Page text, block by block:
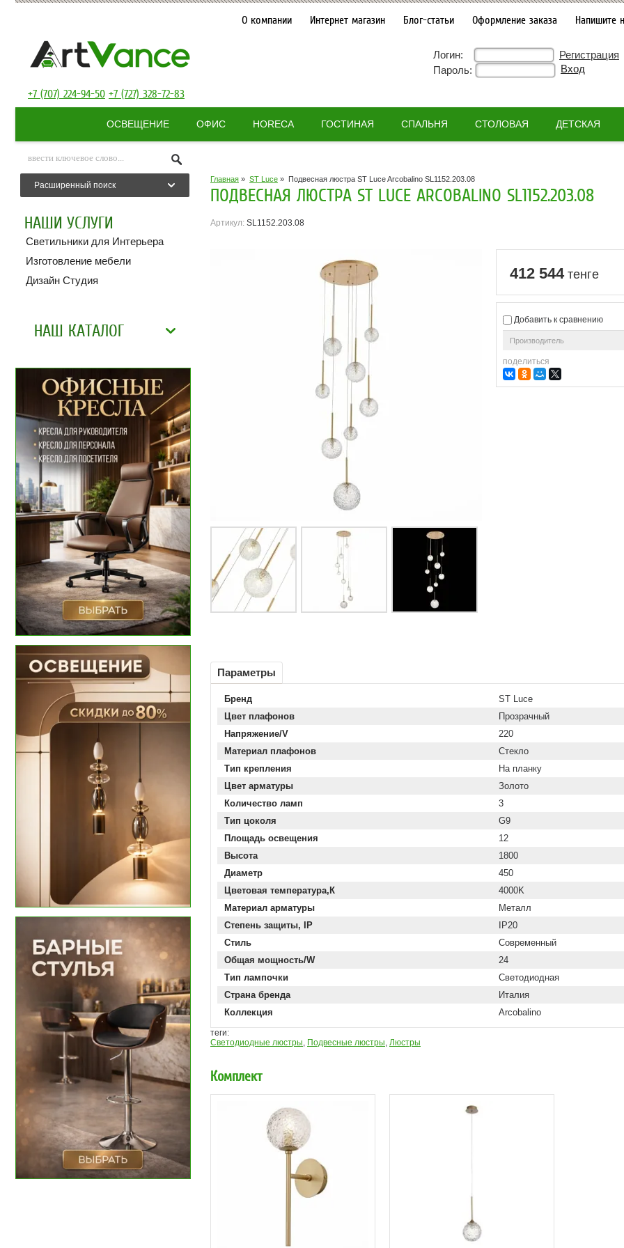
О компании Интернет магазин Блог-статьи Оформление заказа Напишите
Логин: Регистрация
Пароль:
+7 (707) 224-94-50 +7 (727) 328-72-83
ОСВЕЩЕНИЕ ОФИС HORECA ГОСТИНАЯ СПАЛЬНЯ СТОЛОВАЯ ДЕТСКАЯ
Расширенный поиск
НАШИ УСЛУГИ
Светильники для Интерьера
Изготовление мебели
Дизайн Студия
НАШ КАТАЛОГ
Главная » ST Luce » Подвесная люстра ST Luce Arcobalino SL1152.203.08
ПОДВЕСНАЯ ЛЮСТРА ST LUCE ARCOBALINO SL1152.203.08
Артикул: SL1152.203.08
412 544тенге
Добавить к сравнению
Производитель
поделиться
Параметры
Бренд
ST Luce
Цвет плафонов
Прозрачный
Напряжение/V
220
Материал плафонов
Стекло
Тип крепления
На планку
Цвет арматуры
Золото
Количество ламп
3
Тип цоколя
G9
Площадь освещения
12
Высота
1800
Диаметр
450
Цветовая температура,К
4000K
Материал арматуры
Металл
Степень защиты, IP
IP20
Стиль
Современный
Общая мощность/W
24
Тип лампочки
Светодиодная
Страна бренда
Италия
Коллекция
Arcobalino
теги:
Светодиодные люстры, Подвесные люстры, Люстры
Комплект